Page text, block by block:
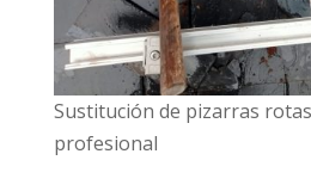
Sustitución de pizarras
profesional